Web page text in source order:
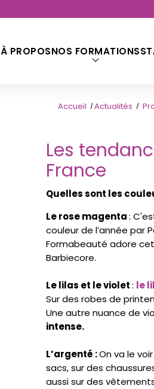
À PROPOSNOS FORMATIONS
Accueil Actualités
Les
France
Quelles sont les
Le rose magenta:
couleur de l’année par
Formabeauté adore
Barbiecore.
Le lilas et le violet: le
Sur des robes de
Une autre nuance de
intense.
L’argenté :On va le
sacs, sur des
aussi sur des